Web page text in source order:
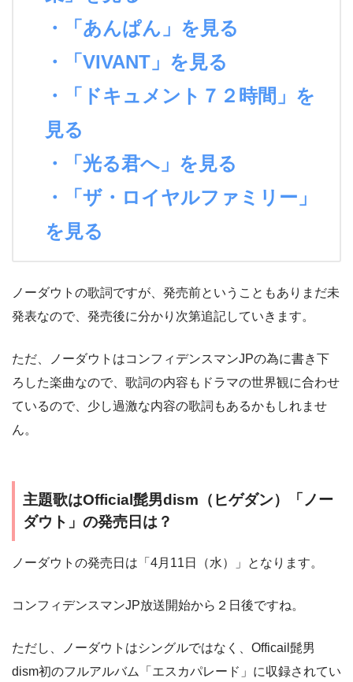
・「あんぱん」を見る
・「VIVANT」を見る
・「ドキュメント７２時間」を
見る
・「光る君へ」を見る
・「ザ・ロイヤルファミリー」
を見る
ノーダウトの歌詞ですが、発売前ということもありまだ未
発表なので、発売後に分かり次第追記していきます。
ただ、ノーダウトはコンフィデンスマンJPの為に書き下
ろした楽曲なので、歌詞の内容もドラマの世界観に合わせ
ているので、少し過激な内容の歌詞もあるかもしれませ
ん。
主題歌はOfficial髭男dism（ヒゲダン）「ノー
ダウト」の発売日は？
ノーダウトの発売日は「4月11日（水）」となります。
コンフィデンスマンJP放送開始から２日後ですね。
ただし、ノーダウトはシングルではなく、Officail髭男
dism初のフルアルバム「エスカパレード」に収録されてい